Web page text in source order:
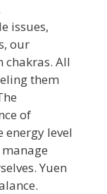
issues,
our
All
them
of
energy level
Yuen